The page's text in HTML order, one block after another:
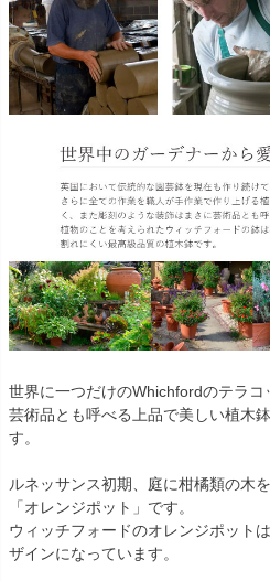
世界に一つだけのWhichfordのテラコ
芸術品とも呼べる上品で美しい植木
す。
ルネッサンス初期、庭に柑橘類の木
「オレンジポット」です。
ウィッチフォードのオレンジポット
ザインになっています。